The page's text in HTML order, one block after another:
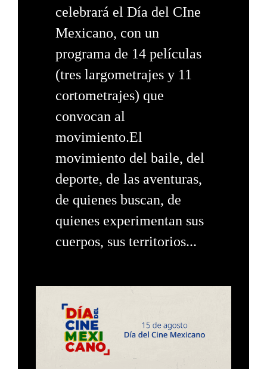
celebrará el Día del CIne
Mexicano, con un
programa de 14 películas
(tres largometrajes y 11
cortometrajes) que
convocan al
movimiento.El
movimiento del baile, del
deporte, de las aventuras,
de quienes buscan, de
quienes experimentan sus
cuerpos, sus territorios...